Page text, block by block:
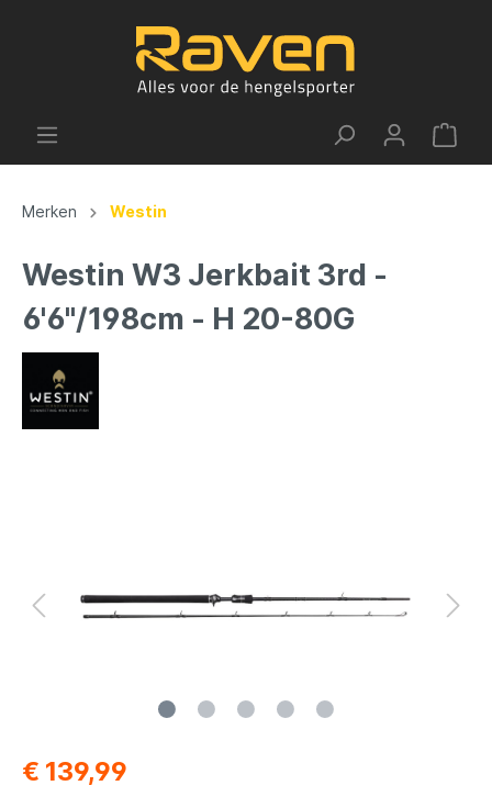
Merken Westin
Westin W3 Jerkbait 3rd -
6'6"/198cm - H 20-80G
€ 139,99